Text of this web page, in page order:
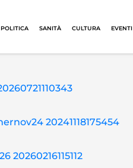
POLITICA SANITÀ CULTURA EVENTI